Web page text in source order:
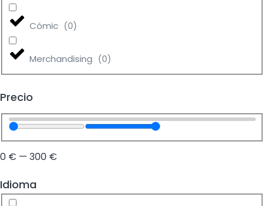
Cómic (0)
Merchandising (0)
Precio
0 € — 300 €
Idioma